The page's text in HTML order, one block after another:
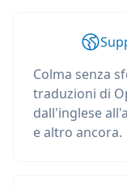
Colma senza
traduzioni di
dall'inglese
e altro ancora.